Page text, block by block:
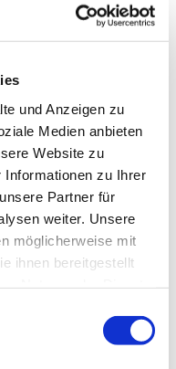
und Anzeigen zu
Medien anbieten
Website zu
Informationen zu Ihrer
Partner für
weiter. Unsere
möglicherweise mit
ihnen bereitgestellt
auch